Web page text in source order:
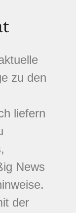
zu den
liefern
News
der